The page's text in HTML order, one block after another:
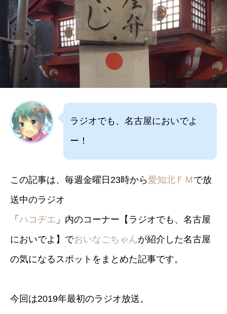
ラジオでも、名古屋においでよ
ー！
この記事は、毎週金曜日23時から愛知北ＦＭ で放
送中のラジオ
「 ハコヂエ 」内のコーナー【ラジオでも、名古屋
においでよ】でおいなごちゃんが紹介した名古屋
の気になるスポットをまとめた記事です。
今回は2019年最初のラジオ放送。